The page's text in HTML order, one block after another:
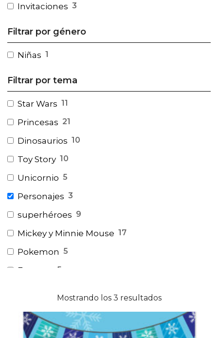
Invitaciones 3
Filtrar por género
Niñas 1
Filtrar por tema
Star Wars 11
Princesas 21
Dinosaurios 10
Toy Story 10
Unicornio 5
Personajes 3
superhéroes 9
Mickey y Minnie Mouse 17
Pokemon 5
Encanto 5
Baby Shark 2
Mostrando los 3 resultados